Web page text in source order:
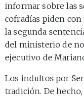
informar sobre las
cofradías piden con
la segunda
del ministerio de
ejecutivo de
Los indultos por
tradición. De